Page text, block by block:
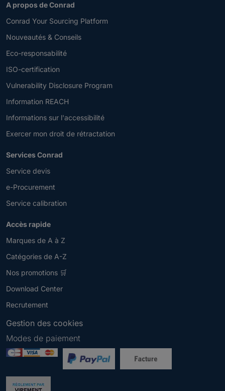
A propos de Conrad
Conrad Your Sourcing Platform
Nouveautés & Conseils
Eco-responsabilité
ISO-certification
Vulnerability Disclosure Program
Information REACH
Informations sur l'accessibilité
Exercer mon droit de rétractation
Services Conrad
Service devis
e-Procurement
Service calibration
Accès rapide
Marques de A à Z
Catégories de A-Z
Nos promotions 🛒
Download Center
Recrutement
Gestion des cookies
Newsletter
e
Modes de paiement